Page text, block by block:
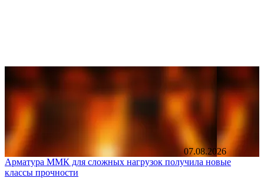
07.08.2026
Арматура ММК для сложных нагрузок получила новые
классы прочности